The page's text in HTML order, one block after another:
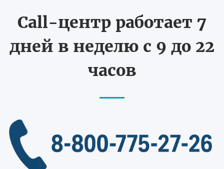
Call-центр работает 7
дней в неделю с 9 до 22
часов